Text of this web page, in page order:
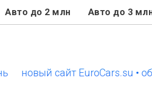
Авто до 2 млн Авто до 3
новый сайт EuroCars.su •